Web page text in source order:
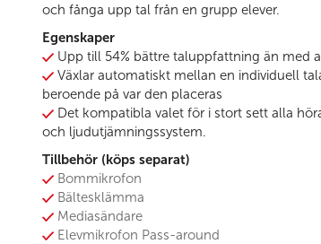
och fånga upp tal från en grupp elever.
Egenskaper
Upp till 54% bättre taluppfattning än med
Växlar automatiskt mellan en individuell
beroende på var den placeras
Det kompatibla valet för i stort sett alla
och ljudutjämningssystem.
Tillbehör (köps separat)
Bommikrofon
Bältesklämma
Mediasändare
Elevmikrofon Pass-around